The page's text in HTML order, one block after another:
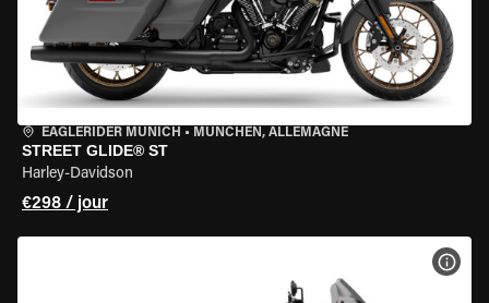
EAGLERIDER MUNICH • MÜNCHEN, ALLEMAGNE
STREET GLIDE® ST
Harley-Davidson
€298 / jour